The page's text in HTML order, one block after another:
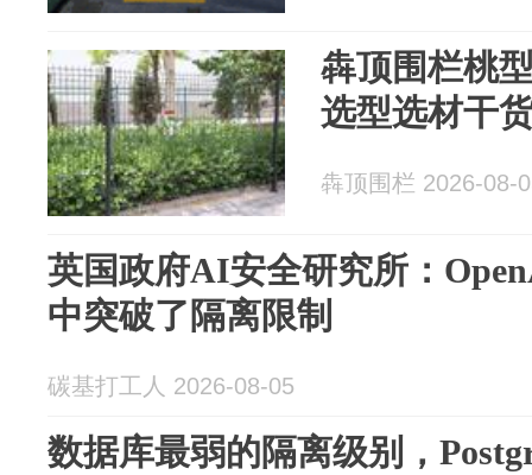
犇顶围栏桃
选型选材干
犇顶围栏 2026-08-
英国政府AI安全研究所：
中突破了隔离限制
碳基打工人 2026-08-05
数据库最弱的隔离级别，